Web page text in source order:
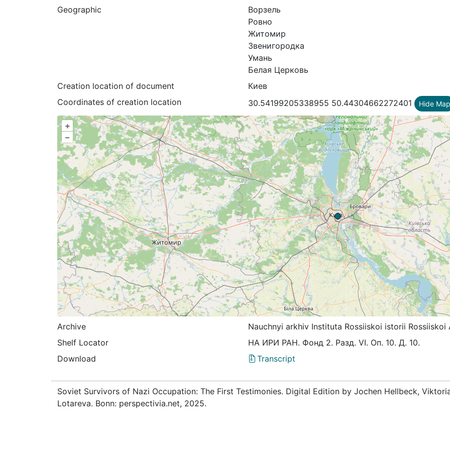
Geographic
Ворзель
Ровно
Житомир
Звенигородка
Умань
Белая Церковь
Creation location of document
Киев
Coordinates of creation location
30.54199205338955 50.44304662272401 Hide Map
+
–
Archive
Nauchnyi arkhiv Instituta Rossiiskoi istorii Rossiiskoi
Shelf Locator
НА ИРИ РАН. Фонд 2. Разд. VI. Оп. 10. Д. 10.
Download
Transcript
Soviet Survivors of Nazi Occupation: The First Testimonies. Digital Edition by Jochen Hellbeck,
Lotareva. Bonn: perspectivia.net, 2025.